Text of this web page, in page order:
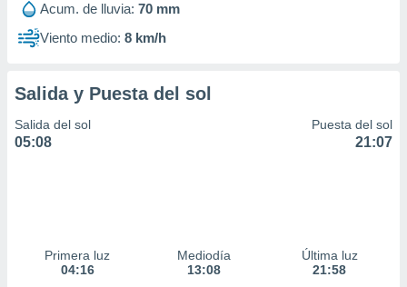
publicidad
de
Acum. de lluvia: 70 mm
Viento medio: 8 km/h
Salida y Puesta del sol
Salida del sol
05:08
Puesta del sol
21:07
Primera luz
04:16
Mediodía
13:08
Última luz
21:58